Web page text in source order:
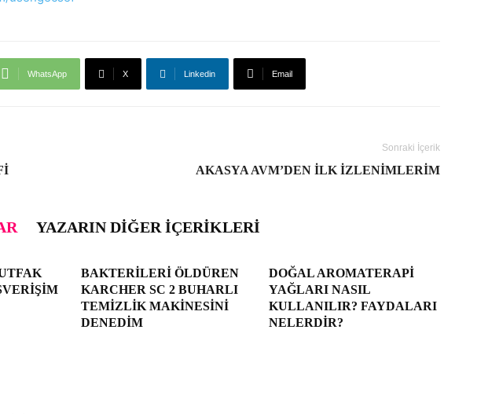
WhatsApp X Linkedin Email
Sonraki İçerik
AKASYA AVM’DEN İLK İZLENIMLERIM
YAZARIN DIĞER İÇERIKLERI
BAKTERILERI ÖLDÜREN
KARCHER SC 2 BUHARLI
TEMIZLIK MAKINESINI
DENEDIM
DOĞAL AROMATERAPI
YAĞLARI NASIL
KULLANILIR? FAYDALARI
NELERDIR?